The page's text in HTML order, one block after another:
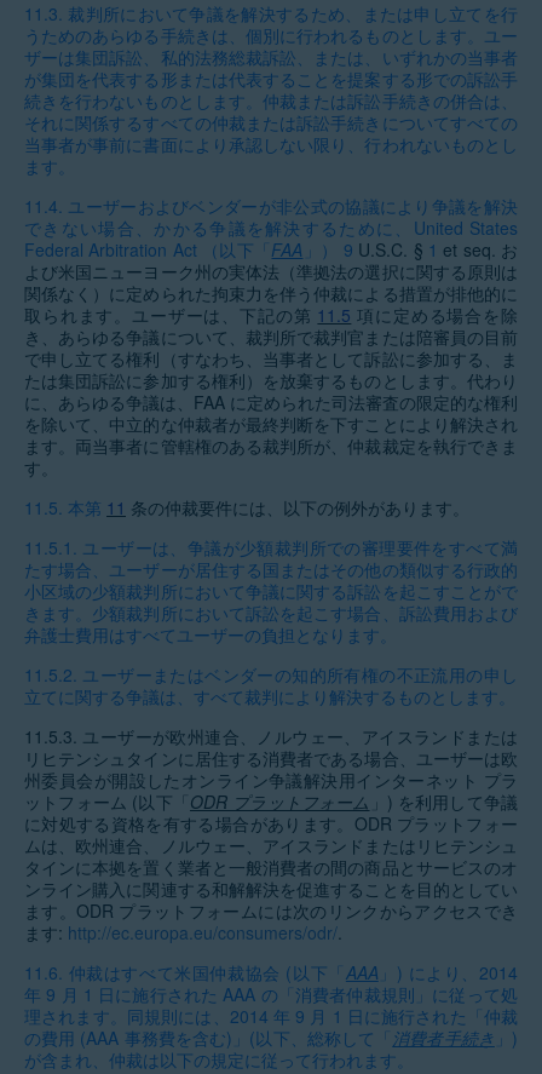
11.3. 裁判所において争議を解決するため、または申し立てを行
うためのあらゆる手続きは、個別に行われるものとします。ユー
ザーは集団訴訟、私的法務総裁訴訟、または、いずれかの当事者
が集団を代表する形または代表することを提案する形での訴訟手
続きを行わないものとします。仲裁または訴訟手続きの併合は、
それに関係するすべての仲裁または訴訟手続きについてすべての
当事者が事前に書面により承認しない限り、行われないものとし
ます。
11.4. ユーザーおよびベンダーが非公式の協議により争議を解決
できない場合、かかる争議を解決するために、United States
Federal Arbitration Act （以下「 FAA 」） 9 U.S.C. § 1 et seq. お
よび米国ニューヨーク州の実体法（準拠法の選択に関する原則は
関係なく）に定められた拘束力を伴う仲裁による措置が排他的に
取られます。ユーザーは、下記の第 11.5 項に定める場合を除
き、あらゆる争議について、裁判所で裁判官または陪審員の目前
で申し立てる権利（すなわち、当事者として訴訟に参加する、ま
たは集団訴訟に参加する権利）を放棄するものとします。代わり
に、あらゆる争議は、FAA に定められた司法審査の限定的な権利
を除いて、中立的な仲裁者が最終判断を下すことにより解決され
ます。両当事者に管轄権のある裁判所が、仲裁裁定を執行できま
す。
11.5. 本第 11 条の仲裁要件には、以下の例外があります。
11.5.1. ユーザーは、争議が少額裁判所での審理要件をすべて満
たす場合、ユーザーが居住する国またはその他の類似する行政的
小区域の少額裁判所において争議に関する訴訟を起こすことがで
きます。少額裁判所において訴訟を起こす場合、訴訟費用および
弁護士費用はすべてユーザーの負担となります。
11.5.2. ユーザーまたはベンダーの知的所有権の不正流用の申し
立てに関する争議は、すべて裁判により解決するものとします。
11.5.3. ユーザーが欧州連合、ノルウェー、アイスランドまたは
リヒテンシュタインに居住する消費者である場合、ユーザーは欧
州委員会が開設したオンライン争議解決用インターネット プラ
ットフォーム (以下「 ODR プラットフォーム 」) を利用して争議
に対処する資格を有する場合があります。ODR プラットフォー
ムは、欧州連合、ノルウェー、アイスランドまたはリヒテンシュ
タインに本拠を置く業者と一般消費者の間の商品とサービスのオ
ンライン購入に関連する和解解決を促進することを目的としてい
ます。ODR プラットフォームには次のリンクからアクセスでき
ます: http://ec.europa.eu/consumers/odr/.
11.6. 仲裁はすべて米国仲裁協会 (以下「 AAA 」) により、2014
年 9 月 1 日に施行された AAA の「消費者仲裁規則」に従って処
理されます。同規則には、2014 年 9 月 1 日に施行された「仲裁
の費用 (AAA 事務費を含む)」(以下、総称して「 消費者手続き 」)
が含まれ、仲裁は以下の規定に従って行われます。